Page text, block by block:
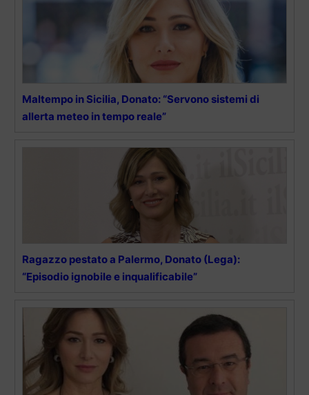
Maltempo in Sicilia, Donato: “Servono sistemi di
allerta meteo in tempo reale”
Ragazzo pestato a Palermo, Donato (Lega):
“Episodio ignobile e inqualificabile”